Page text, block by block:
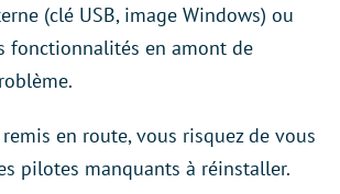
(clé USB, image Windows) ou
fonctionnalités en amont de
en route, vous risquez de vous
pilotes manquants à réinstaller.